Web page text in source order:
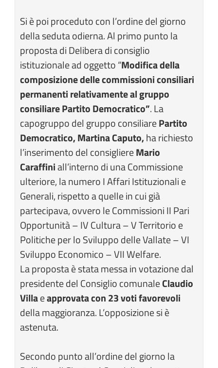
Si è poi proceduto con l’ordine del giorno
della seduta odierna. Al primo punto la
proposta di Delibera di consiglio
istituzionale ad oggetto “Modifica della
composizione delle commissioni consiliari
permanenti relativamente al gruppo
consiliare Partito Democratico”. La
capogruppo del gruppo consiliarePartito
Democratico, Martina Caputo,ha richiesto
l’inserimento del consigliereMario
Caraffiniall’interno di una Commissione
ulteriore, la numero I Affari Istituzionali e
Generali, rispetto a quelle in cui già
partecipava, ovvero le Commissioni II Pari
Opportunità – IV Cultura – V Territorio e
Politiche per lo Sviluppo delle Vallate – VI
Sviluppo Economico – VII Welfare.
La proposta è stata messa in votazione dal
presidente del Consiglio comunaleClaudio
Villaeapprovata con 23 voti favorevoli
della maggioranza. L’opposizione si è
astenuta.
Secondo punto all’ordine del giorno la